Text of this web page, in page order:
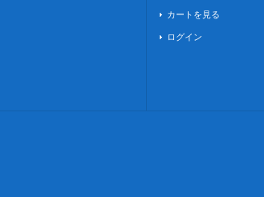
カートを見る
ログイン